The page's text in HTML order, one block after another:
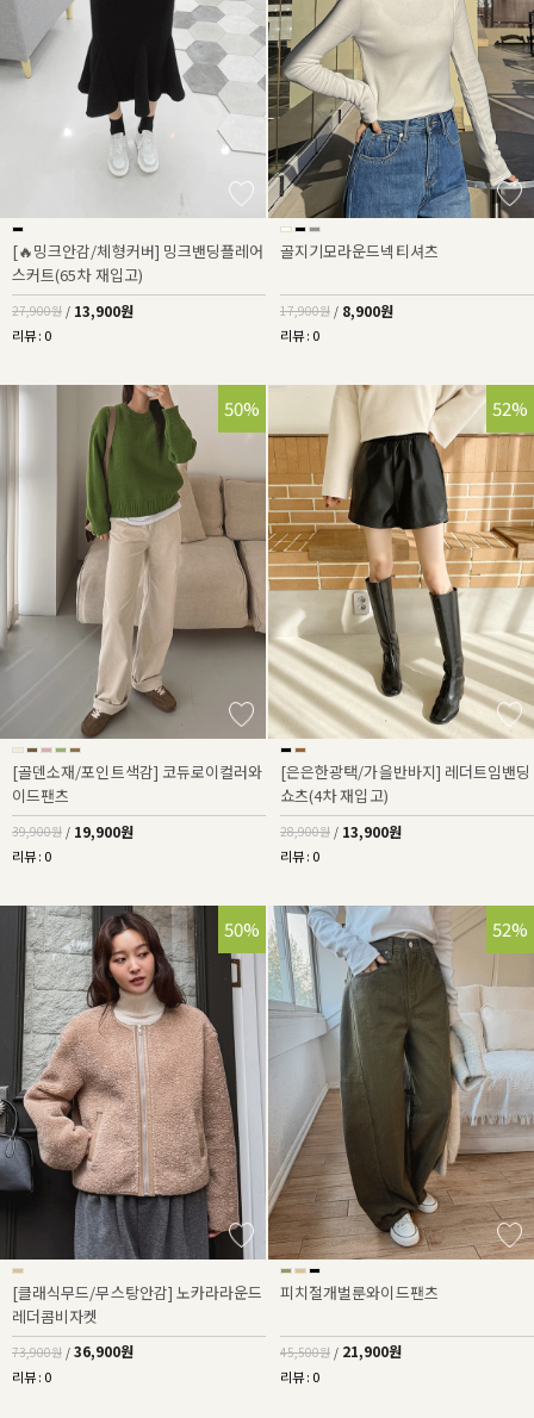
[🔥밍크안감/체형커버] 밍크밴딩플레어
스커트(65차 재입고)
27,900원 / 13,900원
리뷰 : 0
골지기모라운드넥티셔츠
17,900원 / 8,900원
리뷰 : 0
50%
[골덴소재/포인트색감] 코듀로이컬러와
이드팬츠
39,900원 / 19,900원
리뷰 : 0
52%
[은은한광택/가을반바지] 레더트임밴딩
쇼츠(4차 재입고)
28,900원 / 13,900원
리뷰 : 0
50%
[클래식무드/무스탕안감] 노카라라운드
레더콤비자켓
73,900원 / 36,900원
리뷰 : 0
52%
피치절개벌룬와이드팬츠
45,500원 / 21,900원
리뷰 : 0